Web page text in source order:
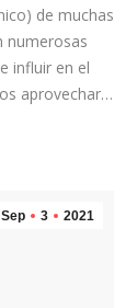
de muchas
numerosas
influir en el
aprovechar…
Sep 3 2021